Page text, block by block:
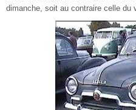
dimanche, soit au contraire celle du